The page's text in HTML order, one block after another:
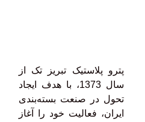
پترو پلاستیک تبریز تک از
سال 1373، با هدف ایجاد
تحول در صنعت بسته‌بندی
ایران، فعالیت خود را آغاز